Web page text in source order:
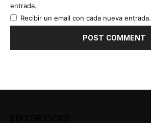
entrada.
Recibir un email con cada nueva entrada.